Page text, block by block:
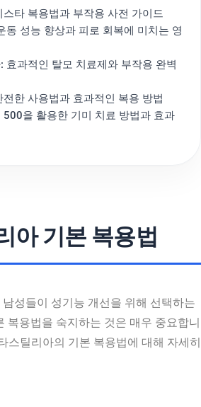
스타 복용법과 부작용 사전 가이드
동 성능 향상과 피로 회복에 미치는 영
효과적인 탈모 치료제와 부작용 완벽
전한 사용법과 효과적인 복용 방법
500을 활용한 기미 치료 방법과 효과
아 기본 복용법
성들이 성기능 개선을 위해 선택하는
복용법을 숙지하는 것은 매우 중요합니
스틸리아의 기본 복용법에 대해 자세히